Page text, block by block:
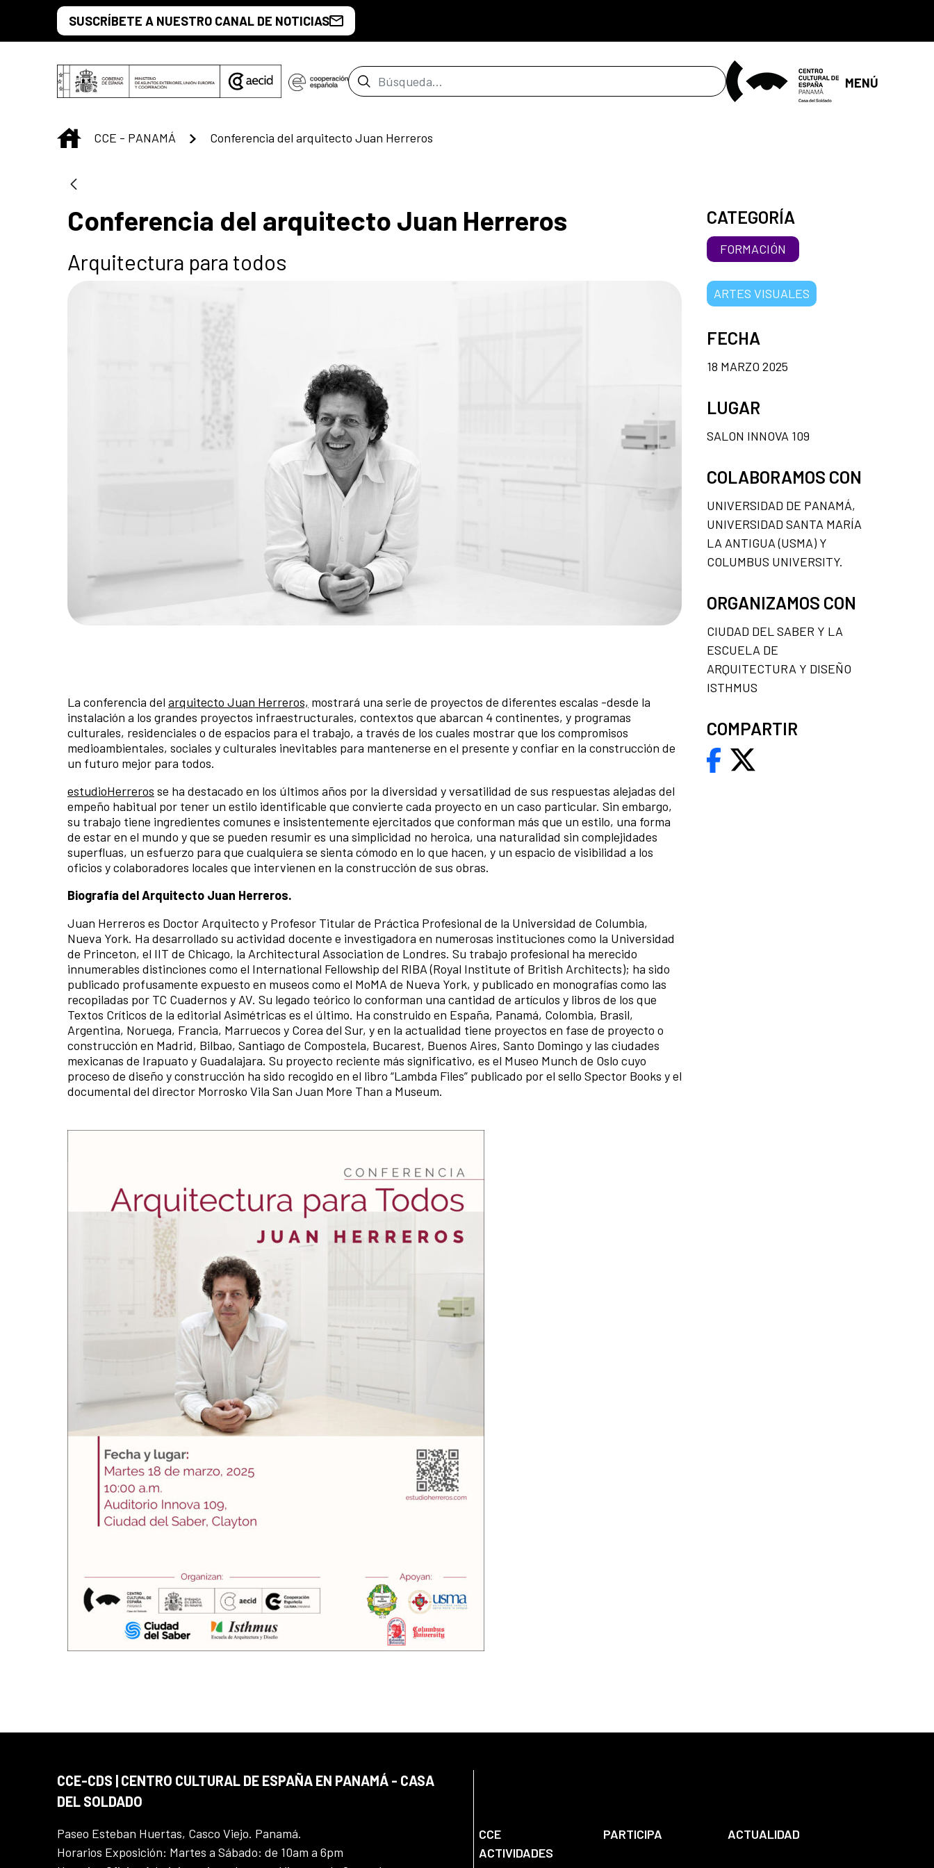
Saltar al contenido principal
SUSCRÍBETE A NUESTRO CANAL DE NOTICIAS
Barra de búsqueda MENÚ
INICIO
CCE - PANAMÁ Conferencia del arquitecto Juan Herreros
Conferencia del arquitecto Juan Herreros
Arquitectura para todos
La conferencia del arquitecto Juan Herreros, mostrará una serie de proyectos de diferentes escalas -desde la
instalación a los grandes proyectos infraestructurales, contextos que abarcan 4 continentes, y programas
culturales, residenciales o de espacios para el trabajo, a través de los cuales mostrar que los compromisos
medioambientales, sociales y culturales inevitables para mantenerse en el presente y confiar en la construcción de
un futuro mejor para todos.
estudioHerreros se ha destacado en los últimos años por la diversidad y versatilidad de sus respuestas alejadas del
empeño habitual por tener un estilo identificable que convierte cada proyecto en un caso particular. Sin embargo,
su trabajo tiene ingredientes comunes e insistentemente ejercitados que conforman más que un estilo, una forma
de estar en el mundo y que se pueden resumir es una simplicidad no heroica, una naturalidad sin complejidades
superfluas, un esfuerzo para que cualquiera se sienta cómodo en lo que hacen, y un espacio de visibilidad a los
oficios y colaboradores locales que intervienen en la construcción de sus obras.
Biografía del Arquitecto Juan Herreros.
Juan Herreros es Doctor Arquitecto y Profesor Titular de Práctica Profesional de la Universidad de Columbia,
Nueva York. Ha desarrollado su actividad docente e investigadora en numerosas instituciones como la Universidad
de Princeton, el IIT de Chicago, la Architectural Association de Londres. Su trabajo profesional ha merecido
innumerables distinciones como el International Fellowship del RIBA (Royal Institute of British Architects); ha sido
publicado profusamente expuesto en museos como el MoMA de Nueva York, y publicado en monografías como las
recopiladas por TC Cuadernos y AV. Su legado teórico lo conforman una cantidad de artículos y libros de los que
Textos Críticos de la editorial Asimétricas es el último. Ha construido en España, Panamá, Colombia, Brasil,
Argentina, Noruega, Francia, Marruecos y Corea del Sur, y en la actualidad tiene proyectos en fase de proyecto o
construcción en Madrid, Bilbao, Santiago de Compostela, Bucarest, Buenos Aires, Santo Domingo y las ciudades
mexicanas de Irapuato y Guadalajara. Su proyecto reciente más significativo, es el Museo Munch de Oslo cuyo
proceso de diseño y construcción ha sido recogido en el libro “Lambda Files” publicado por el sello Spector Books y el
documental del director Morrosko Vila San Juan More Than a Museum.
CATEGORÍA
FORMACIÓN
ARTES VISUALES
FECHA
18 MARZO 2025
LUGAR
SALON INNOVA 109
COLABORAMOS CON
UNIVERSIDAD DE PANAMÁ,
UNIVERSIDAD SANTA MARÍA
LA ANTIGUA (USMA) Y
COLUMBUS UNIVERSITY.
ORGANIZAMOS CON
CIUDAD DEL SABER Y LA
ESCUELA DE
ARQUITECTURA Y DISEÑO
ISTHMUS
COMPARTIR
CCE-CDS | CENTRO CULTURAL DE ESPAÑA EN PANAMÁ - CASA
DEL SOLDADO
Paseo Esteban Huertas, Casco Viejo. Panamá.
Horarios Exposición: Martes a Sábado: de 10am a 6pm
CCE PARTICIPA
ACTUALIDAD
ACTIVIDADES